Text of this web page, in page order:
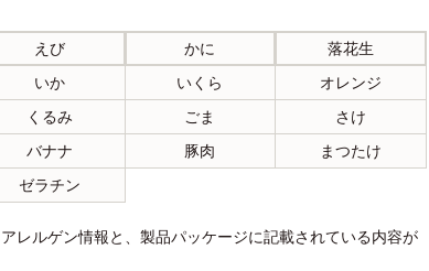
えび かに
落花生
いか いくら
オレンジ
くるみ ごま
さけ
バナナ 豚肉
まつたけ
ゼラチン
レルゲン情報と、製品パッケージに記載されている内容が